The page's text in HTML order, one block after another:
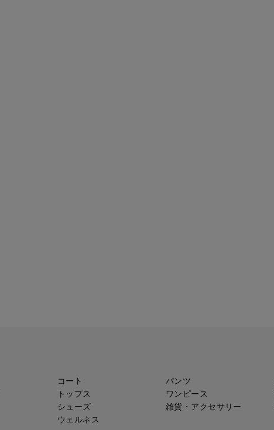
コート パンツ
トップス ワンピース
シューズ 雑貨・アクセサリー
ウェルネス